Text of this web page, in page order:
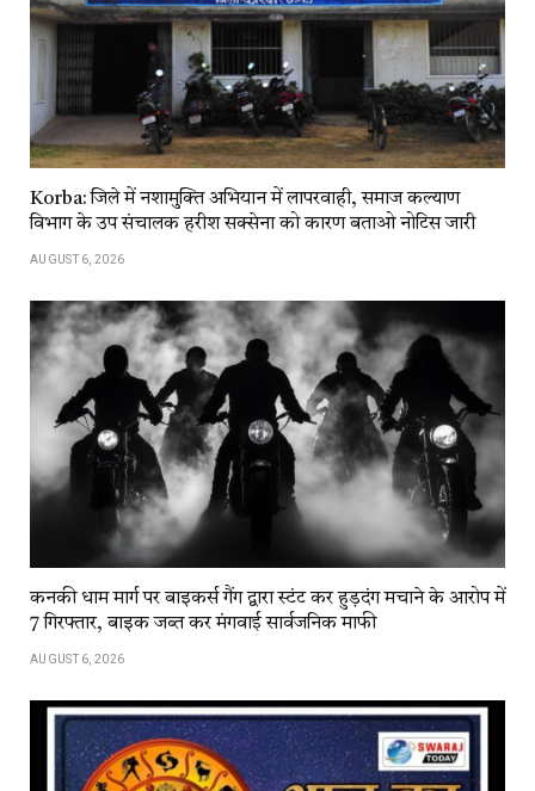
Korba: जिले में नशामुक्ति अभियान में लापरवाही, समाज कल्याण
विभाग के उप संचालक हरीश सक्सेना को कारण बताओ नोटिस जारी
AUGUST 6, 2026
कनकी धाम मार्ग पर बाइकर्स गैंग द्वारा स्टंट कर हुड़दंग मचाने के आरोप में
7 गिरफ्तार, बाइक जब्त कर मंगवाई सार्वजनिक माफी
AUGUST 6, 2026